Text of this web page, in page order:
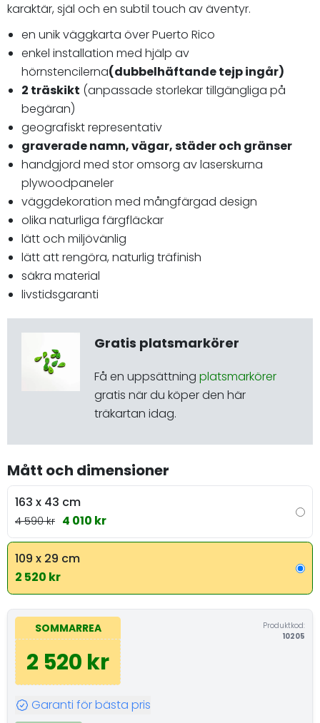
karaktär, själ och en subtil touch av äventyr.
en unik väggkarta över Puerto Rico
enkel installation med hjälp av
hörnstencilerna(dubbelhäftande tejp ingår)
2 träskikt (anpassade storlekar tillgängliga på
begäran)
geografiskt representativ
graverade namn, vägar, städer och gränser
handgjord med stor omsorg av laserskurna
plywoodpaneler
väggdekoration med mångfärgad design
olika naturliga färgfläckar
lätt och miljövänlig
lätt att rengöra, naturlig träfinish
säkra material
livstidsgaranti
Gratis platsmarkörer
Få en uppsättning platsmarkörer
gratis när du köper den här
träkartan idag.
Mått och dimensioner
163 x 43 cm
4 590 kr 4 010 kr
109 x 29 cm
2 520 kr
SOMMARREA
2 520 kr
Produktkod:
10205
Garanti för bästa pris